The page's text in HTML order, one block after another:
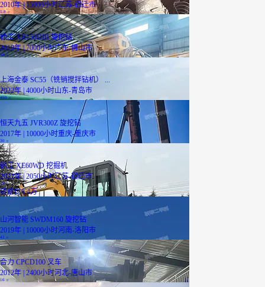
2010年 | 15000小时江苏-宿迁市
5.8万
徐工 XR150DIII 旋挖钻
2019年 | 7000小时广东-佛山市
38 万
上海金泰 SC55（铣销搅拌钻机） ...
2022年 | 4000小时山东-青岛市
450万
恒天九五 JVR300Z 旋挖钻
2017年 | 10000小时重庆-重庆市
30
徐工 XE60WD 挖掘机
2022年 | 2050小时江苏-宿迁市
16万
贷首付6.4万
山河智能 SWDM160 旋挖钻
2019年 | 10000小时河南-洛阳市
42
合力 CPCD100 叉车
2012年 | 2400小时河北-唐山市
16 万